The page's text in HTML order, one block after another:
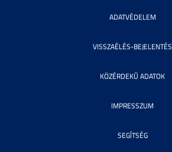
ADATVÉDELEM
VISSZAÉLÉS-BEJELENTÉS
KÖZÉRDEKŰ ADATOK
IMPRESSZUM
SEGÍTSÉG